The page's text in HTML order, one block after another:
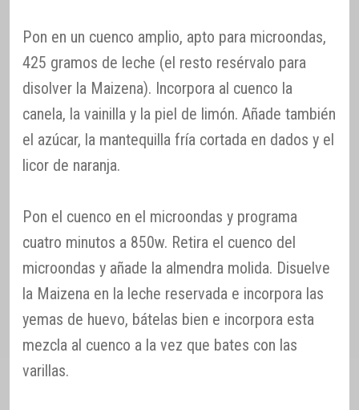
Pon en un cuenco amplio, apto para microondas,
425 gramos de leche (el resto resérvalo para
disolver la Maizena). Incorpora al cuenco la
canela, la vainilla y la piel de limón. Añade también
el azúcar, la mantequilla fría cortada en dados y el
licor de naranja.
Pon el cuenco en el microondas y programa
cuatro minutos a 850w. Retira el cuenco del
microondas y añade la almendra molida. Disuelve
la Maizena en la leche reservada e incorpora las
yemas de huevo, bátelas bien e incorpora esta
mezcla al cuenco a la vez que bates con las
varillas.